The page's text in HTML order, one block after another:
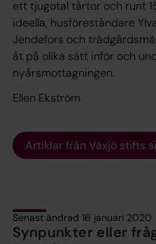
ett tjugotal tårtor och runt
ideella, husföreståndare
Jendefors och
åt på olika sätt inför och
nyårsmottagningen.
Ellen Ekström
Artiklar från Växjö stifts
Senast ändrad 16 januari 2020
Synpunkter eller